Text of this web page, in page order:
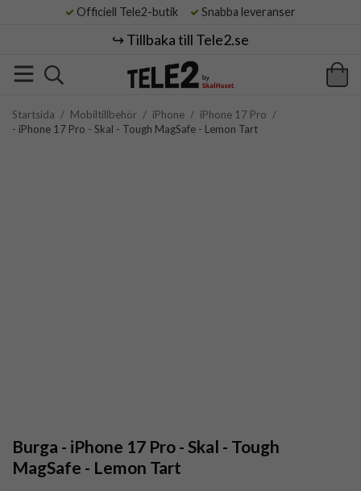
Officiell Tele2-butik Snabba leveranser
↪️ Tillbaka till Tele2.se
Startsida / Mobiltillbehör / iPhone / iPhone 17 Pro /
- iPhone 17 Pro - Skal - Tough MagSafe - Lemon Tart
Burga - iPhone 17 Pro - Skal - Tough
MagSafe - Lemon Tart